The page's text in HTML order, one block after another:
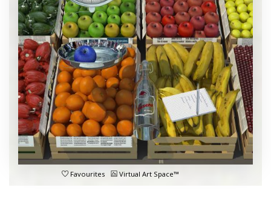
Favourites Virtual Art Space™